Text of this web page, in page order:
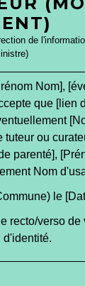
de
Nom],
que [lien
tuteur ou
parenté],
Nom
le
recto/verso de
d'identité.